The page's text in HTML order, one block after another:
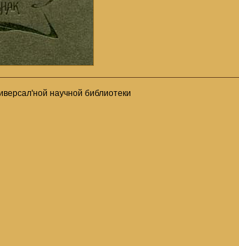
научной библиотеки